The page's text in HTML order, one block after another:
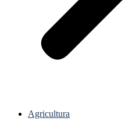
Agricultura